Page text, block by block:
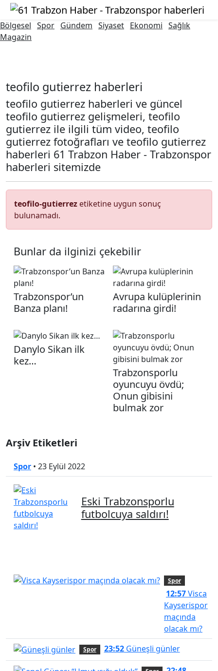
Bölgesel Spor Gündem Siyaset Ekonomi Sağlık
Magazin
teofilo gutierrez haberleri
teofilo gutierrez haberleri ve güncel
teofilo gutierrez gelişmeleri, teofilo
gutierrez ile ilgili tüm video, teofilo
gutierrez fotoğrafları ve teofilo gutierrez
haberleri 61 Trabzon Haber - Trabzonspor
haberleri sitemizde
teofilo-gutierrez etiketine uygun sonuç
bulunamadı.
Bunlar da ilginizi çekebilir
Trabzonspor’un
Banza planı!
Avrupa kulüplerinin
radarına girdi!
Danylo Sikan ilk
kez…
Trabzonsporlu
oyuncuyu övdü;
Onun gibisini
bulmak zor
Arşiv Etiketleri
Spor • 23 Eylül 2022
Eski Trabzonsporlu
futbolcuya saldırı!
Spor
12:57Visca
Kayserispor
maçında
olacak mı?
Spor 23:52Güneşli günler